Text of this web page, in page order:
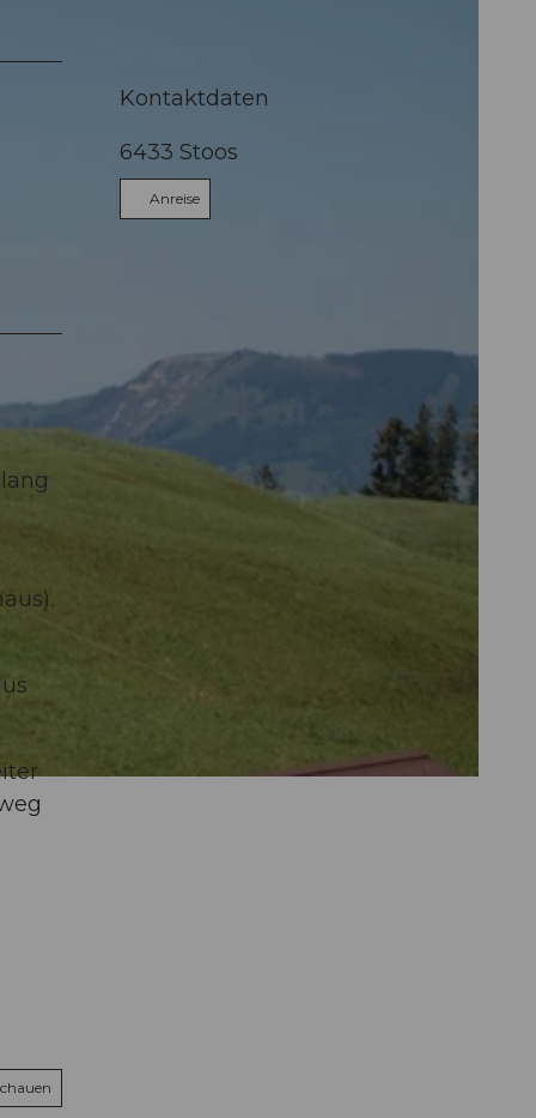
Kontaktdaten
6433 Stoos
Anreise